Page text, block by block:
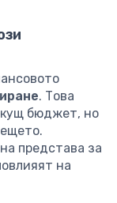
. Това
бюджет, но
представа за
на